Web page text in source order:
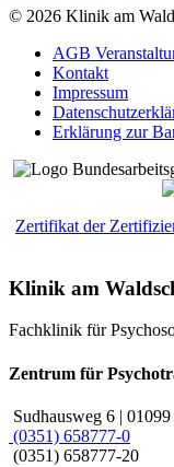
© 2026 Klinik am
AGB
Kontakt
Impressum
Erklärung zur
Zertifikat der
Klinik am
Fachklinik für
Zentrum für
Sudhausweg 6 |
(0351) 658777-0
(0351) 658777-20